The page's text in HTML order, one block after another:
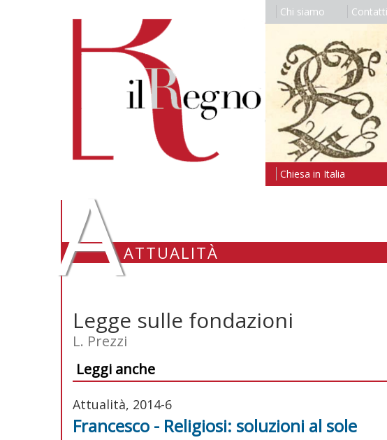
Chi siamo Contatti
Chiesa in Italia
AATTUALITÀ
Legge sulle fondazioni
L. Prezzi
Leggi anche
Attualità, 2014-6
Francesco - Religiosi: soluzioni al sole